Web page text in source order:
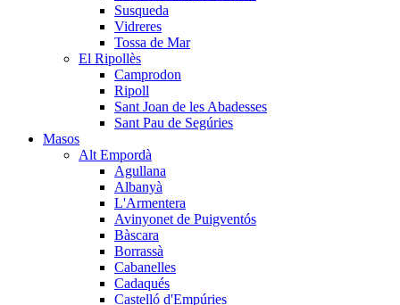
Susqueda
Vidreres
Tossa de Mar
El Ripollès
Camprodon
Ripoll
Sant Joan de les Abadesses
Sant Pau de Segúries
Masos
Alt Empordà
Agullana
Albanyà
L'Armentera
Avinyonet de Puigventós
Bàscara
Borrassà
Cabanelles
Cadaqués
Castelló d'Empúries